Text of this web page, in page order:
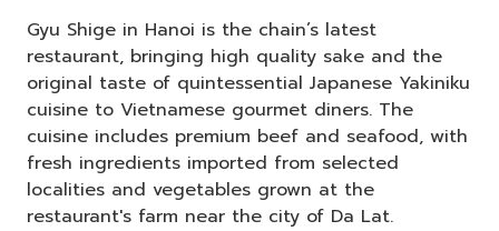
Gyu Shige in Hanoi is the chain’s latest
restaurant, bringing high quality sake and the
original taste of quintessential Japanese Yakiniku
cuisine to Vietnamese gourmet diners. The
cuisine includes premium beef and seafood, with
fresh ingredients imported from selected
localities and vegetables grown at the
restaurant's farm near the city of Da Lat.